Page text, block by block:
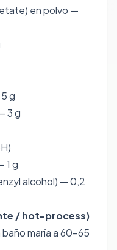
en polvo —
g
3 g
1 g
alcohol) — 0,2
/ hot-process)
maría a 60–65